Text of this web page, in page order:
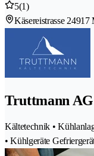
5(1)
Käsereistrasse 24917
Truttmann AG
Kältetechnik •
• Kühlgeräte